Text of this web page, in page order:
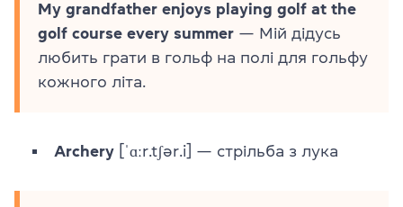
My grandfather enjoys playing golf at the
golf course every summer — Мій дідусь
любить грати в гольф на полі для гольфу
кожного літа.
Archery [ˈɑːr.tʃər.i] — стрільба з лука